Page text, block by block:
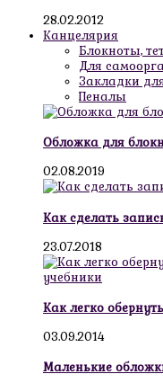
28.02.2012
Канцелярия
Блокноты,
Для
Закладки
Пеналы
Обложка для
02.08.2019
Как сделать
23.07.2018
Как легко
03.09.2014
Маленькие